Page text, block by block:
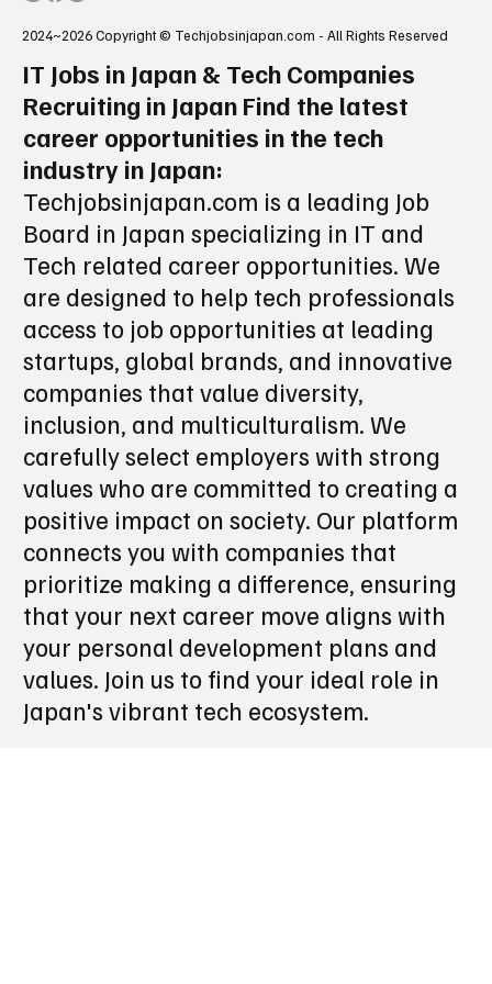
IT Jobs in Japan & Tech Companies
Recruiting in Japan Find the latest
career opportunities in the tech
industry in Japan:
Techjobsinjapan.com is a leading Job
Board in Japan specializing in IT and
Tech related career opportunities. We
are designed to help tech professionals
access to job opportunities at leading
startups, global brands, and innovative
companies that value diversity,
inclusion, and multiculturalism. We
carefully select employers with strong
values who are committed to creating a
positive impact on society. Our platform
connects you with companies that
prioritize making a difference, ensuring
that your next career move aligns with
your personal development plans and
values. Join us to find your ideal role in
Japan's vibrant tech ecosystem.
2024~2026 Copyright © Techjobsinjapan.com - All Rights Reserved